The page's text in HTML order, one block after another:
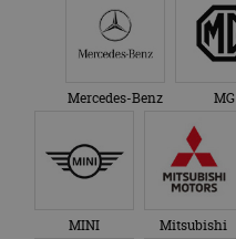
Mercedes-Benz MG
MINI Mitsubishi